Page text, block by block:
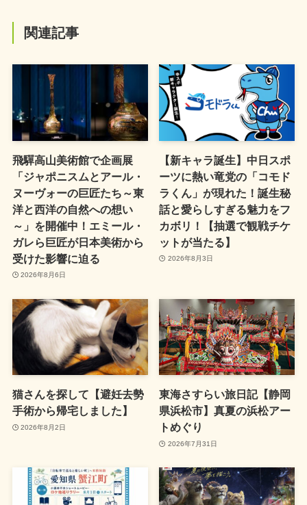
関連記事
飛驒高山美術館で企画展
「ジャポニスムとアール・
ヌーヴォーの巨匠たち～東
洋と西洋の自然への想い
～」を開催中！エミール・
ガレら巨匠が日本美術から
受けた影響に迫る
2026年8月6日
【新キャラ誕生】中日スポ
ーツに熱い竜党の「コモド
ラくん」が現れた！誕生秘
話と愛らしすぎる魅力をフ
カボリ！【抽選で観戦チケ
ットが当たる】
2026年8月3日
猫さんを探して【避妊去勢
手術から帰宅しました】
2026年8月2日
東海さすらい旅日記【静岡
県浜松市】真夏の浜松アー
トめぐり
2026年7月31日